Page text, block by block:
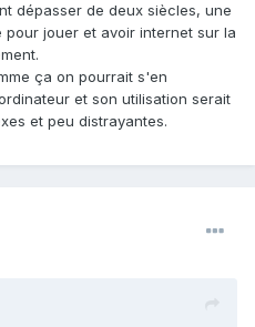
dépasser de deux siècles, une
jouer et avoir internet sur la
ça on pourrait s'en
et son utilisation serait
et peu distrayantes.